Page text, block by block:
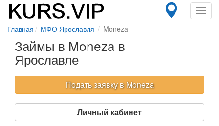
Главная МФО Ярославля Moneza
Займы в Moneza в
Ярославле
Подать заявку в Moneza
Личный кабинет